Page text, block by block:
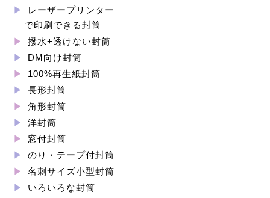
レーザープリンター
で印刷できる封筒
撥水+透けない封筒
DM向け封筒
100%再生紙封筒
長形封筒
角形封筒
洋封筒
窓付封筒
のり・テープ付封筒
名刺サイズ小型封筒
いろいろな封筒